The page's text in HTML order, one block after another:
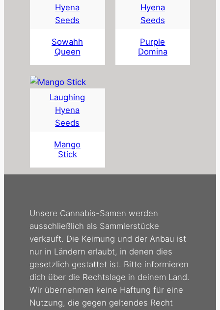
Hyena
Seeds
Sowahh
Queen
Hyena
Seeds
Purple
Domina
Laughing
Hyena
Seeds
Mango
Stick
Unsere Cannabis-Samen werden
ausschließlich als Sammlerstücke
verkauft. Die Keimung und der Anbau ist
nur in Ländern erlaubt, in denen dies
gesetzlich gestattet ist. Bitte informieren
dich über die Rechtslage in deinem Land.
Wir übernehmen keine Haftung für eine
Nutzung, die gegen geltendes Recht